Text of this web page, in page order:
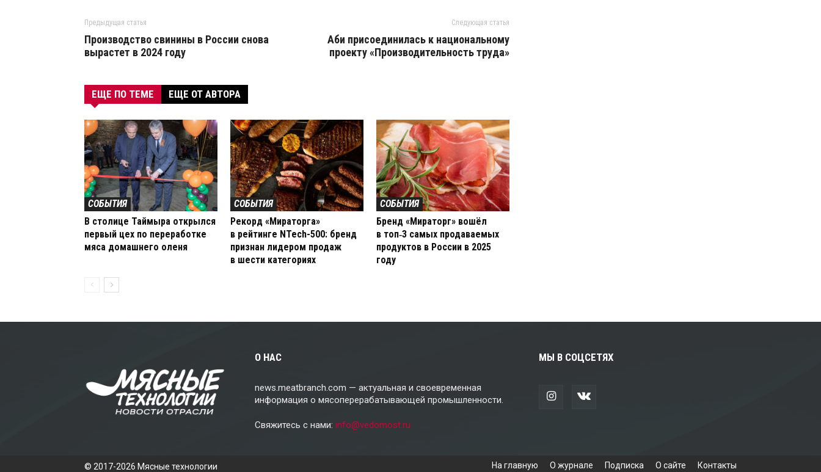
Предыдущая статья
Производство свинины в России снова
вырастет в 2024 году
Следующая статья
Аби присоединилась к национальному
проекту «Производительность труда»
ЕЩЕ ПО ТЕМЕ ЕЩЕ ОТ АВТОРА
СОБЫТИЯ
В столице Таймыра открылся
первый цех по переработке
мяса домашнего оленя
СОБЫТИЯ
Рекорд «Мираторга»
в рейтинге NTech-500: бренд
признан лидером продаж
в шести категориях
СОБЫТИЯ
Бренд «Мираторг» вошёл
в топ‑3 самых продаваемых
продуктов в России в 2025
году
О НАС
news.meatbranch.com — актуальная и своевременная
информация о мясоперерабатывающей промышленности.
Свяжитесь с нами: info@vedomost.ru
МЫ В СОЦСЕТЯХ
На главную О журнале Подписка О сайте Контакты
© 2017-2026 Мясные технологии